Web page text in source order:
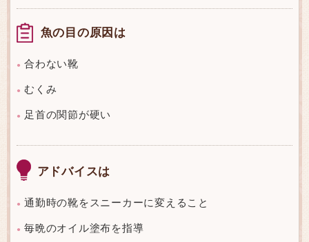
魚の目の原因は
● 合わない靴
● むくみ
● 足首の関節が硬い
アドバイスは
● 通勤時の靴をスニーカーに変えること
● 毎晩のオイル塗布を指導